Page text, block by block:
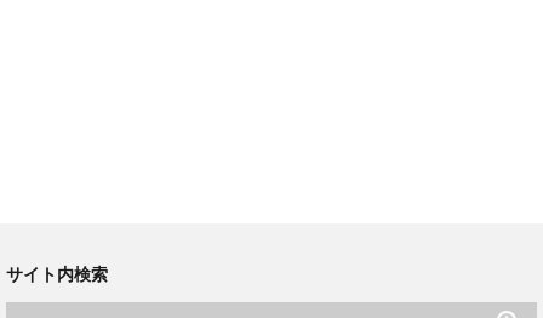
サイト内検索